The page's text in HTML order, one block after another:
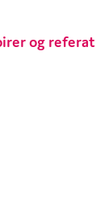
og referat